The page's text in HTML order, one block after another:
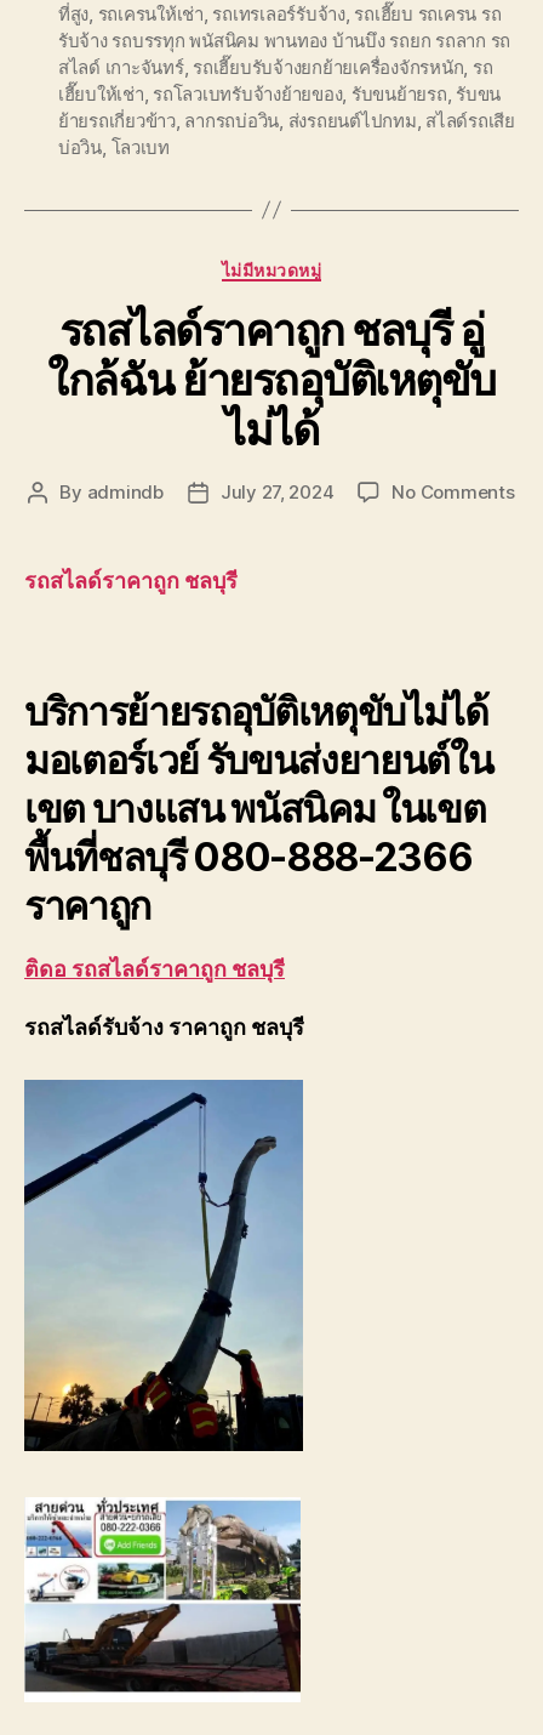
ที่สูง รถเครนให้เช่า รถเทรเลอร์รับจ้าง, รถเฮี๊ยบ รถเครน รถ
รับจ้าง รถบรรทุก พนัสนิคม พานทอง บ้านบึง รถยก รถลาก รถ
สไลด์ เกาะจันทร์, รถเฮี๊ยบรับจ้างยกย้ายเครื่องจักรหนัก รถ
เฮี๊ยบให้เช่า รถโลวเบทรับจ้างย้ายของ, รับขนย้ายรถ รับขน
ย้ายรถเกี่ยวข้าว, ลากรถบ่อวิน ส่งรถยนต์ไปกทม สไลด์รถเสีย
บ่อวิน โลวเบท
Categories
ไม่มีหมวดหมู่
รถสไลด์ราคาถูก ชลบุรี อู่
ใกล้ฉัน ย้ายรถอุบัติเหตุขับ
ไม่ได้
Post
By admindb
PostJuly 27, 2024 No Commentson
รถสไลด์ราคาถูก ชลบุรี
บริการย้ายรถอุบัติเหตุขับไม่ได้
มอเตอร์เวย์ รับขนส่งยายนต์ใน
เขต บางแสน พนัสนิคม ในเขต
พื้นที่ชลบุรี080-888-2366
ราคาถูก
ติดอ รถสไลด์ราคาถูก ชลบุรี
รถสไลด์รับจ้าง ราคาถูก ชลบุรี